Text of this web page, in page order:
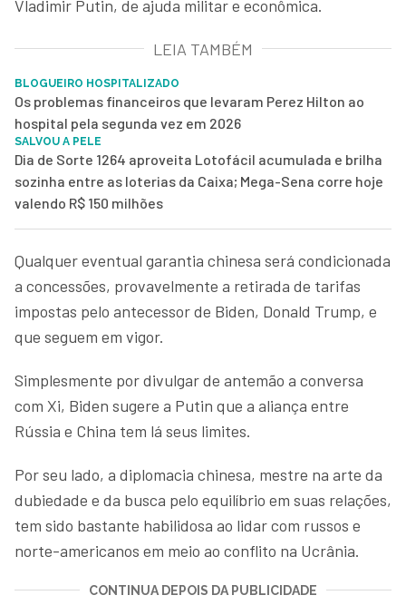
Vladimir Putin, de ajuda militar e econômica.
LEIA TAMBÉM
BLOGUEIRO HOSPITALIZADO
Os problemas financeiros que levaram Perez Hilton ao
hospital pela segunda vez em 2026
SALVOU A PELE
Dia de Sorte 1264 aproveita Lotofácil acumulada e brilha
sozinha entre as loterias da Caixa; Mega-Sena corre hoje
valendo R$ 150 milhões
Qualquer eventual garantia chinesa será condicionada
a concessões, provavelmente a retirada de tarifas
impostas pelo antecessor de Biden, Donald Trump, e
que seguem em vigor.
Simplesmente por divulgar de antemão a conversa
com Xi, Biden sugere a Putin que a aliança entre
Rússia e China tem lá seus limites.
Por seu lado, a diplomacia chinesa, mestre na arte da
dubiedade e da busca pelo equilíbrio em suas relações,
tem sido bastante habilidosa ao lidar com russos e
norte-americanos em meio ao conflito na Ucrânia.
CONTINUA DEPOIS DA PUBLICIDADE